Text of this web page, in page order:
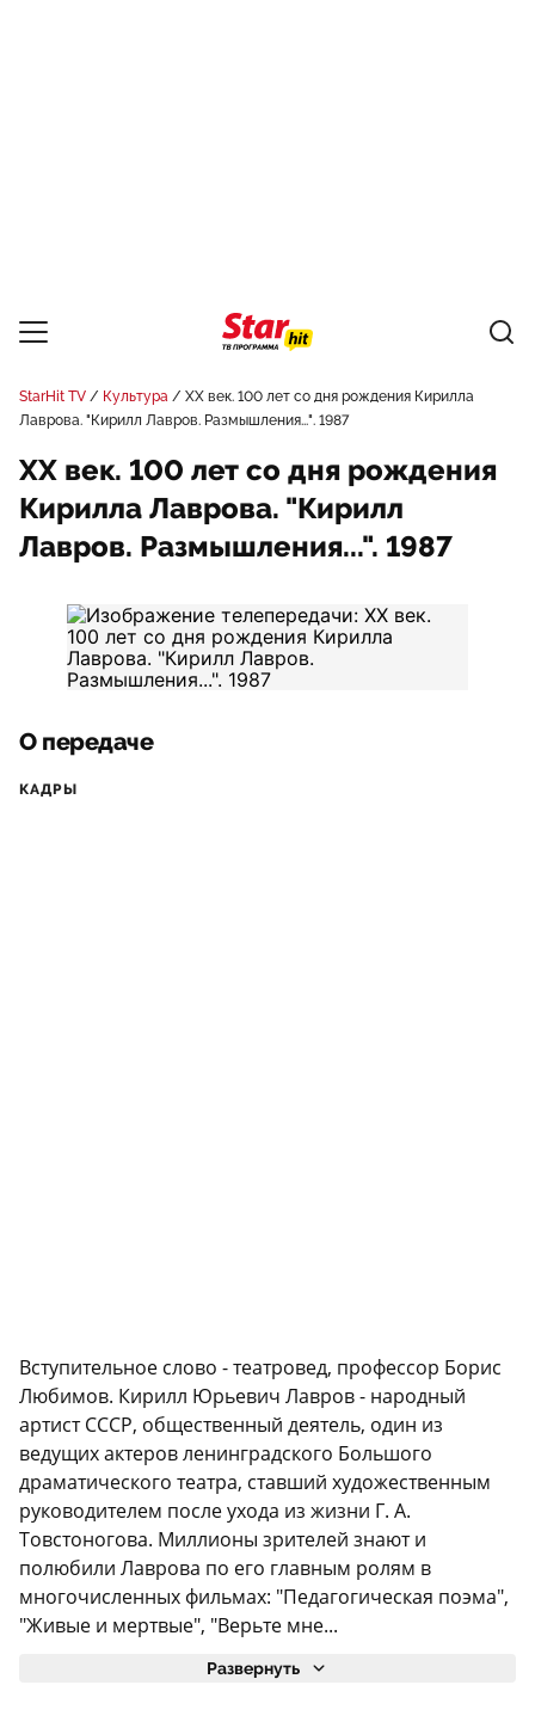
StarHit TV Культура
ХX век. 100 лет со дня рождения Кирилла
Лаврова. "Кирилл Лавров. Размышления...". 1987
ХX век. 100 лет со дня рождения
Кирилла Лаврова. "Кирилл
Лавров. Размышления...". 1987
О передаче
КАДРЫ
Вступительное слово - театровед, профессор Борис
Любимов. Кирилл Юрьевич Лавров - народный
артист СССР, общественный деятель, один из
ведущих актеров ленинградского Большого
драматического театра, ставший художественным
руководителем после ухода из жизни Г. А.
Товстоногова. Миллионы зрителей знают и
полюбили Лаврова по его главным ролям в
многочисленных фильмах: "Педагогическая поэма",
"Живые и мертвые", "Верьте мне...
Развернуть